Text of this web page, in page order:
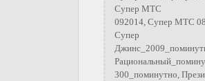
Супер МТС
092014, Супер МТС
Супер
300_поминутно,